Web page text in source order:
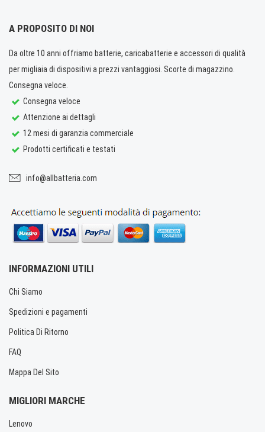
A PROPOSITO DI NOI
Da oltre 10 anni offriamo batterie, caricabatterie e accessori di qualità
per migliaia di dispositivi a prezzi vantaggiosi. Scorte di magazzino.
Consegna veloce.
Consegna veloce
Attenzione ai dettagli
12 mesi di garanzia commerciale
Prodotti certificati e testati
info@allbatteria.com
INFORMAZIONI UTILI
Chi Siamo
Spedizioni e pagamenti
Politica Di Ritorno
FAQ
Mappa Del Sito
MIGLIORI MARCHE
Lenovo